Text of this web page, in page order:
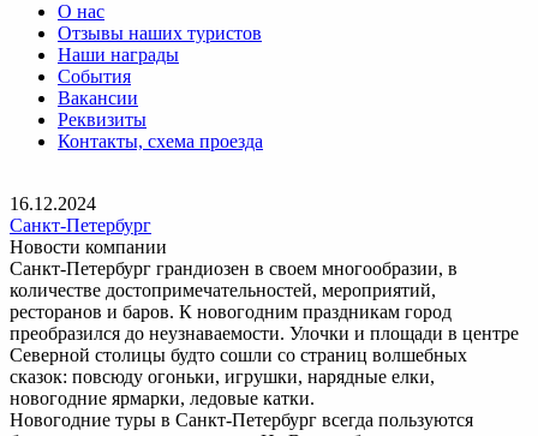
О нас
Отзывы наших туристов
Наши награды
События
Вакансии
Реквизиты
Контакты, схема проезда
16.12.2024
Санкт-Петербург
Новости компании
Санкт-Петербург грандиозен в своем многообразии, в
количестве достопримечательностей, мероприятий,
ресторанов и баров. К новогодним праздникам город
преобразился до неузнаваемости. Улочки и площади в центре
Северной столицы будто сошли со страниц волшебных
сказок: повсюду огоньки, игрушки, нарядные елки,
новогодние ярмарки, ледовые катки.
Новогодние туры в Санкт-Петербург всегда пользуются